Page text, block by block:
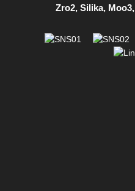
Zro2, Silika, Moo3,